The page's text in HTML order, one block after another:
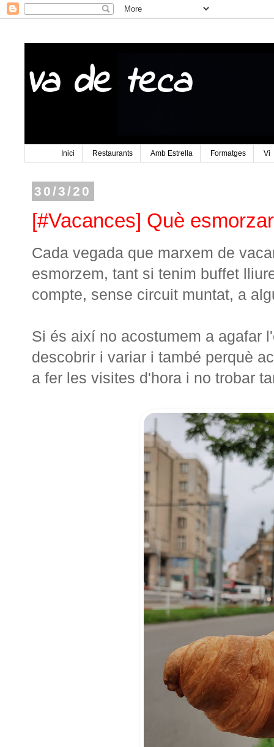
Va de teca
Inici Restaurants Amb Estrella Formatges Vi
30/3/20
[#Vacances] Què
Cada vegada que marxem de
esmorzem, tant si tenim buffet
compte, sense circuit muntat, a
Si és així no acostumem a agafar
descobrir i variar i també perquè
a fer les visites d'hora i no trobar